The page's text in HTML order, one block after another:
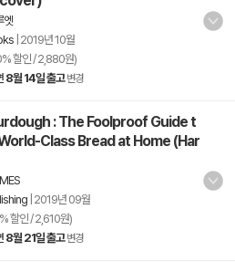
엣
2019년 10월
할인 / 2,880원)
8월 14일 출고 변경
: The Foolproof Guide t
Class Bread at Home (Har
2019년 09월
할인 / 2,610원)
8월 21일 출고 변경